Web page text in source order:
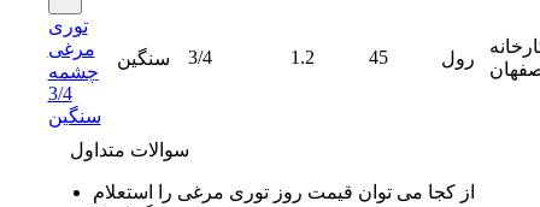
توری
مرغی
چشمه
3/4
سنگین
سنگین 3/4 1.2 45 رول
سوالات متداول
از کجا می‌ توان قیمت روز توری مرغی را استعلام